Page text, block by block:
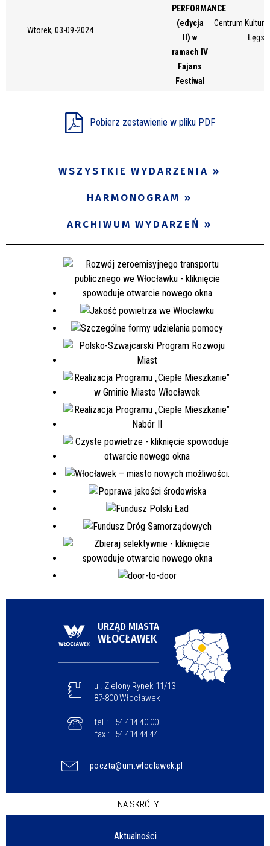
Wtorek, 03-09-2024
PERFORMANCE
(edycja
II) w
ramach IV
Fajans
Festiwal
Centrum Kultury
Pobierz zestawienie w pliku PDF
WSZYSTKIE WYDARZENIA
HARMONOGRAM
ARCHIWUM WYDARZEŃ
URZĄD MIASTA
WŁOCŁAWEK
ul. Zielony Rynek 11/13
87-800 Włocławek
tel.:
54 414 40 00
fax.:
54 414 44 44
poczta@um.wloclawek.pl
NA SKRÓTY
Aktualności